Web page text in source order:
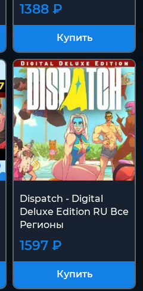
1388 ₽
Купить
Dispatch - Digital
Deluxe Edition RU Все
Регионы
1597 ₽
Купить